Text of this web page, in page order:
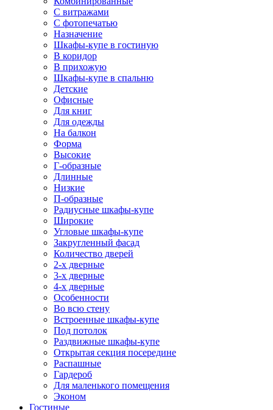
С витражами
С фотопечатью
Назначение
Шкафы-купе в гостиную
В коридор
В прихожую
Шкафы-купе в спальню
Детские
Офисные
Для книг
Для одежды
На балкон
Форма
Высокие
Г-образные
Длинные
Низкие
П-образные
Радиусные шкафы-купе
Широкие
Угловые шкафы-купе
Закругленный фасад
Количество дверей
2-х дверные
3-х дверные
4-х дверные
Особенности
Во всю стену
Встроенные шкафы-купе
Под потолок
Раздвижные шкафы-купе
Открытая секция посередине
Распашные
Гардероб
Для маленького помещения
Эконом
Гостиные